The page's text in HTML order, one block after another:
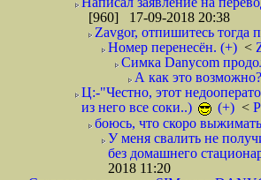
[960] 17-09-2018 20:38
Zavgor, отпишитесь тогда
Номер перенесён. (+) <
Симка Danycom
А как это
Ц:-"Честно, этот
из него все соки..)
(+) <
боюсь, что скоро
У меня свалить не
без домашнего
2018 11:20